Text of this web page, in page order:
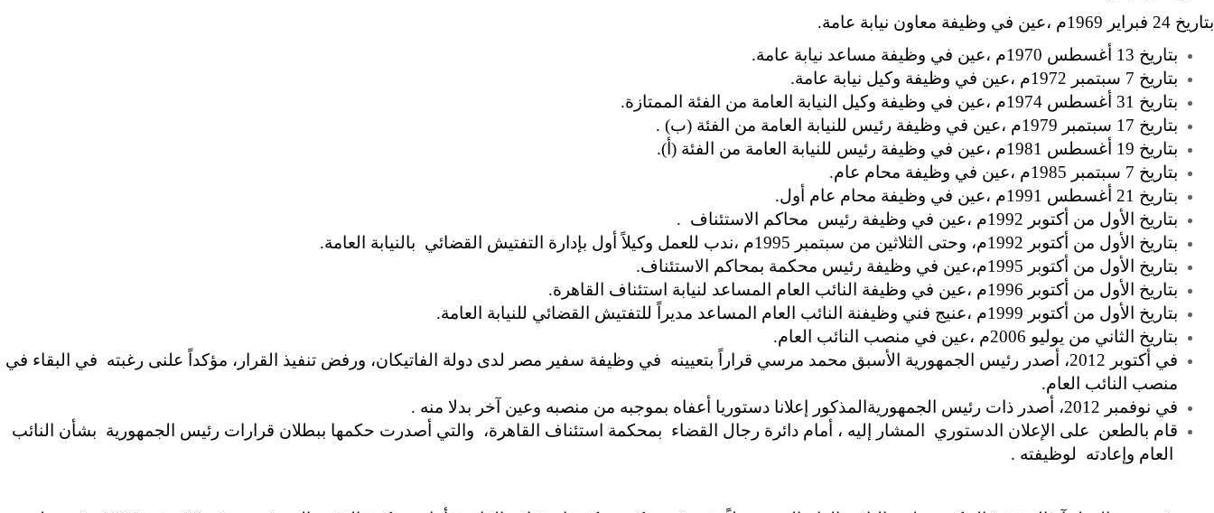
بتاريخ 24 فبرا­ير 1969م ،عين في وظيفة معاون نيابة عامة.
بتاريخ 13 أغسطس 1970م ،عين في وظيفة مساعد نيابة عامة.
بتاريخ 7 سبتمبر 1972م ،عين في وظيفة وكيل نيابة عامة.
بتاريخ 31 أغسطس 1974م ،عين في وظيفة وكيل النيابة العامة من الفئة الممتازة.
بتاريخ 17 سبتمبر 1979م ،عين في وظيفة رئيس للنيابة العامة من الفئة (ب) .
بتاريخ 19 أغسطس 1981م ،عين في وظيفة رئيس للنيابة العامة من الفئة (أ).
بتاريخ 7 سبتمبر 1985م ،عين في وظيفة محام عام.
بتاريخ 21 أغسطس 1991م ،عين في وظيفة محام عام أول.
بتاريخ الأول من أكتوبر 1992م ،عين في وظيفة رئيس محاكم الاستئناف .
بتاريخ الأول من أكتوبر 1992م، وحتى الثلاثين من سبتمبر 1995م ،ندب للعمل وكيلاً أول بإدارة التفتيش القضائي بالنيابة العامة.
بتاريخ الأول من أكتوبر 1995م،عين في وظيفة رئيس محكمة بمحاكم الاستئناف.
بتاريخ الأول من أكتوبر 1996م ،عين في وظيفة النائب العام المساعد لنيابة استئناف القاهرة.
بتاريخ الأول من أكتوبر 1999م ،عنيج فني وظيفنة النائب العام المساعد مديراً للتفتيش القضائي للنيابة العامة.
بتاريخ الثاني من يوليو 2006م ،عين في منصب النائب العام.
في أكتوبر 2012، أصدر رئيس الجمهورية الأسبق محمد مرسي قراراً بتعيينه في وظيفة سفير مصر لدى دولة الفاتيكان، ورفض تنفيذ القرار، مؤكداً علنى رغبته في البقاء في
منصب النائب العام.
في نوفمبر 2012، أصدر ذات رئيس الجمهوريةالمذكور إعلانا دستوريا أعفاه بموجبه من منصبه وعين آخر بدلا منه .
قام بالطعن على الإعلان الدستوري المشار إليه ، أمام دائرة رجال القضاء بمحكمة استئناف القاهرة، والتي أصدرت حكمها ببطلان قرارات رئيس الجمهورية بشأن النائب
العام وإعادته لوظيفته .